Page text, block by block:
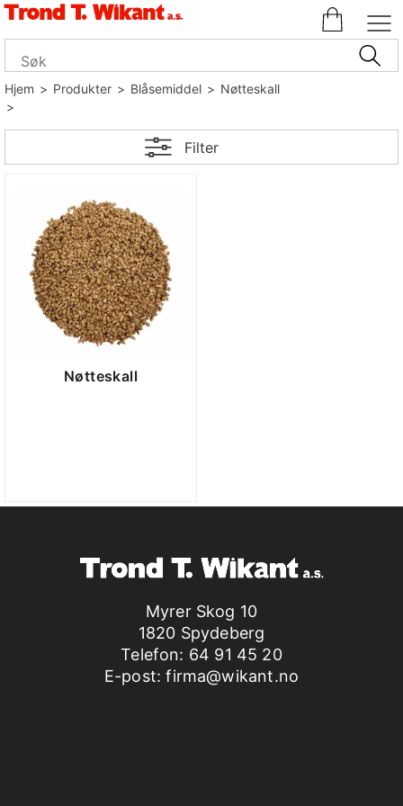
Hjem>Produkter>Blåsemiddel>Nøtteskall
>
Filter
Nøtteskall
Myrer Skog 10
1820 Spydeberg
Telefon: 64 91 45 20
E-post:firma@wikant.no